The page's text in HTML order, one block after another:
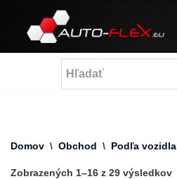
Prejsť
na
Domov \ Obchod \ Podľa vozidla
Zobrazených 1–16 z 29 výsledkov